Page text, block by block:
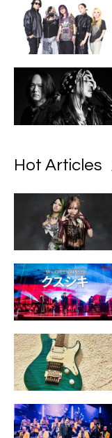
Hot Articles